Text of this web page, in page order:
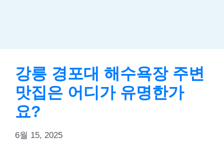
강릉 경포대 해수욕장 주변
맛집은 어디가 유명한가
요?
6월 15, 2025